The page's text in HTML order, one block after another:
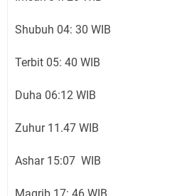
Shubuh 04: 30 WIB
Terbit 05: 40 WIB
Duha 06:12 WIB
Zuhur 11.47 WIB
Ashar 15:07 WIB